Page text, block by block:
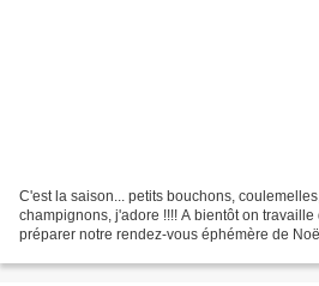
C'est la saison... petits bouchons,
champignons, j'adore !!!! A bientôt on
préparer notre rendez-vous éphémère de